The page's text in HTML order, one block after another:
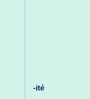
-ité